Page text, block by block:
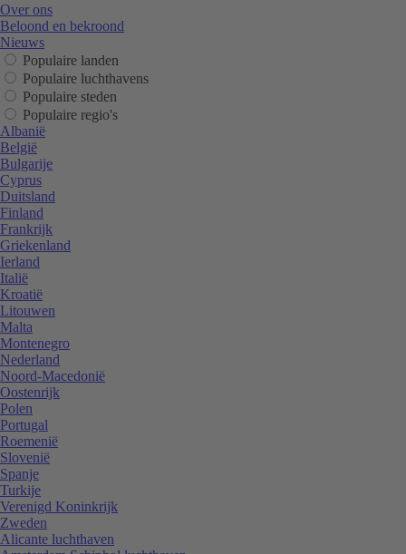
Over ons
Beloond en bekroond
Nieuws
Populaire landen
Populaire luchthavens
Populaire steden
Populaire regio's
Albanië
België
Bulgarije
Cyprus
Duitsland
Finland
Frankrijk
Griekenland
Ierland
Italië
Kroatië
Litouwen
Malta
Montenegro
Nederland
Noord-Macedonië
Oostenrijk
Polen
Portugal
Roemenië
Slovenië
Spanje
Turkije
Verenigd Koninkrijk
Zweden
Alicante luchthaven